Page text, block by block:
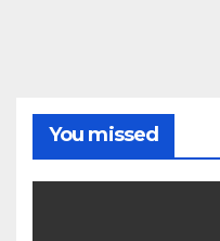
You missed